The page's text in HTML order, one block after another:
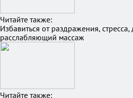
Читайте также:
Избавиться от раздражения,
расслабляющий массаж
Читайте также: